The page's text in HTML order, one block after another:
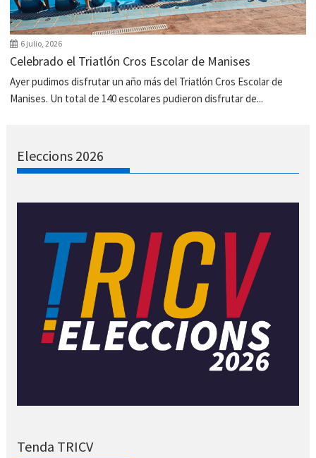
6 julio, 2026
Celebrado el Triatlón Cros Escolar de Manises
Ayer pudimos disfrutar un año más del Triatlón Cros Escolar de
Manises. Un total de 140 escolares pudieron disfrutar de...
Eleccions 2026
Tenda TRICV